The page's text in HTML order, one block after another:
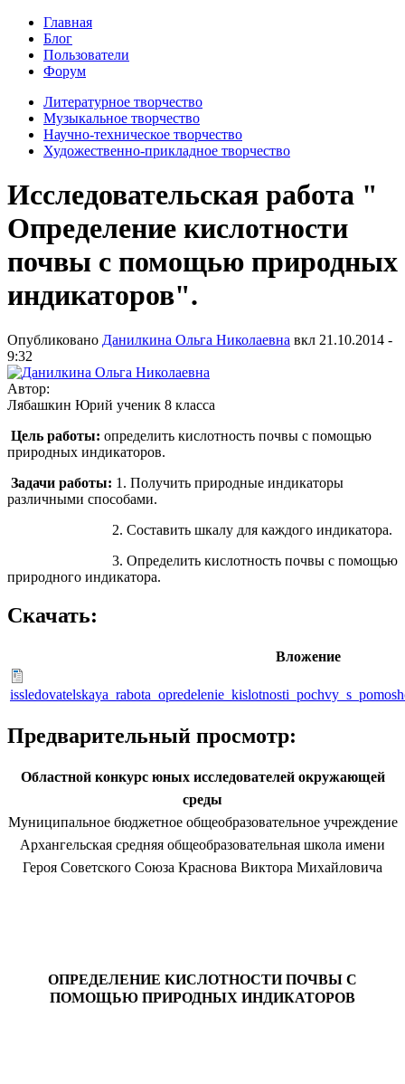
Главная
Блог
Пользователи
Форум
Литературное творчество
Музыкальное творчество
Научно-техническое творчество
Художественно-прикладное творчество
Исследовательская работа "
Определение кислотности
почвы с помощью природных
индикаторов".
Опубликовано Данилкина Ольга Николаевна вкл 21.10.2014 -
9:32
Автор:
Лябашкин Юрий ученик 8 класса
Цель работы: определить кислотность почвы с помощью
природных индикаторов.
Задачи работы: 1. Получить природные индикаторы
различными способами.
2. Составить шкалу для каждого индикатора.
3. Определить кислотность почвы с помощью
природного индикатора.
Скачать:
Вложение
Предварительный просмотр:
Областной конкурс юных исследователей окружающей
среды
Муниципальное бюджетное общеобразовательное учреждение
Архангельская средняя общеобразовательная школа имени
Героя Советского Союза Краснова Виктора Михайловича
ОПРЕДЕЛЕНИЕ КИСЛОТНОСТИ ПОЧВЫ С
ПОМОЩЬЮ ПРИРОДНЫХ ИНДИКАТОРОВ